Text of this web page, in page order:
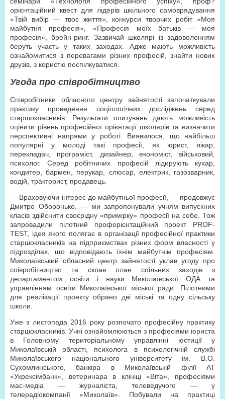
орієнтаційний квест для лідерів шкільного самоврядування
«Твій вибір — твоє життя», конкурси творчих робіт «Моя
майбутня професія», «Професія моїх батьків — моя
професія», брейн-ринг. Зазвичай школярі із задоволенням
беруть участь у таких заходах. Адже мають можливість
ознайомитися з перевагами різних професій, знайти нових
друзів, з користю поспілкуватися.
Угода про співробітництво
Співробітники обласного центру зайнятості започаткували
практику проведення соціологічних досліджень серед
старшокласників. Результати опитувань дають можливість
оцінити рівень професійної орієнтації школярів та визначити
перспективні напрями у роботі. Виявилося, що найбільш
популярні у молоді такі професії, як юрист, лікар,
перекладач, програміст, дизайнер, економіст, військовий,
психолог. Серед робітничих професій лідирують кухар,
кондитер, бармен, перукар, слюсар, електрик, газозварник,
водій, тракторист, продавець.
— Враховуючи інтерес до майбутньої професії, — продовжує
Дмитро Оборонько, — ми запропонували учням випускних
класів здійснити своєрідну «примірку» професії на себе. Тож
запровадили пілотний профорієнтаційний проект PROF-
TEST, ідея якого полягає в організації професійної практики
старшокласників на підприємствах різних форм власності у
підрозділах, що відповідають їхнім майбутнім професіям.
Миколаївський обласний центр зайнятості уклав угоду про
співробітництво та склав план спільних заходів з
департаментом освіти і науки Миколаївської ОДА та
управлінням освіти Миколаївської міської ради. Пілотними
для реалізації проекту обрано дві міські та одну сільську
школи.
Уже з листопада 2016 року розпочато професійну практику
старшокласників. Учні ознайомлюються з професіями юриста
в Головному територіальному управлінні юстиції у
Миколаївській області, психолога в психологічній службі
Миколаївського національного університету ім. В.О.
Сухомлинського, банкіра в Миколаївській філії АТ
«Укрексімбанк», ветеринара в клініці «Віта», професіями
мас-медіа — журналіста, телеведучого — у
телерадіокомпанії «Миколаїв». Побували на практиці